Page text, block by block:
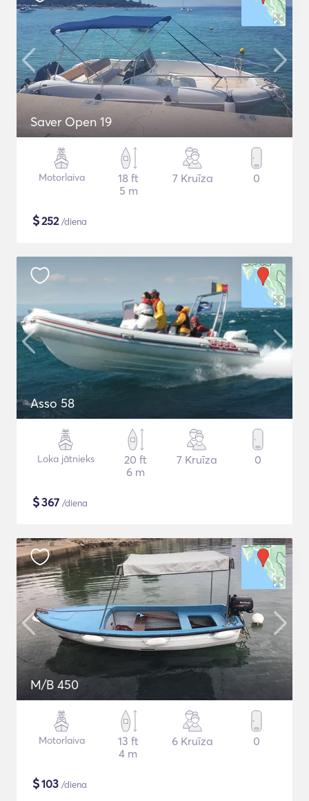
Saver Open 19
Motorlaiva
18 ft
5 m
7 Kruīza 0
$252/diena
Asso 58
Loka jātnieks
20 ft
6 m
7 Kruīza 0
$367 /diena
M/B 450
Motorlaiva
13 ft
4 m
6 Kruīza 0
$103 /diena